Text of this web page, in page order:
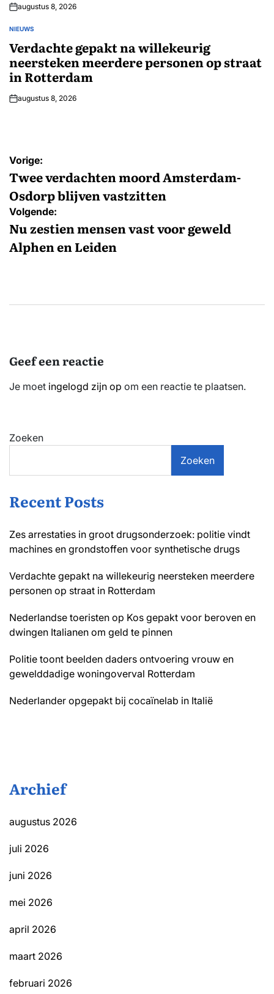
augustus 8, 2026
GEPLAATST
NIEUWS
Verdachte gepakt na willekeurig
neersteken meerdere personen op straat
in Rotterdam
augustus 8, 2026
Bericht
navigatie
Vorige:
Twee verdachten moord Amsterdam-
Osdorp blijven vastzitten
Volgende:
Nu zestien mensen vast voor geweld
Alphen en Leiden
Geef een reactie
Je moet ingelogd zijn op om een reactie te plaatsen.
Zoeken
Zoeken
Recent Posts
Zes arrestaties in groot drugsonderzoek: politie vindt
machines en grondstoffen voor synthetische drugs
Verdachte gepakt na willekeurig neersteken meerdere
personen op straat in Rotterdam
Nederlandse toeristen op Kos gepakt voor beroven en
dwingen Italianen om geld te pinnen
Politie toont beelden daders ontvoering vrouw en
gewelddadige woningoverval Rotterdam
Nederlander opgepakt bij cocaïnelab in Italië
Archief
augustus 2026
juli 2026
juni 2026
mei 2026
april 2026
maart 2026
februari 2026